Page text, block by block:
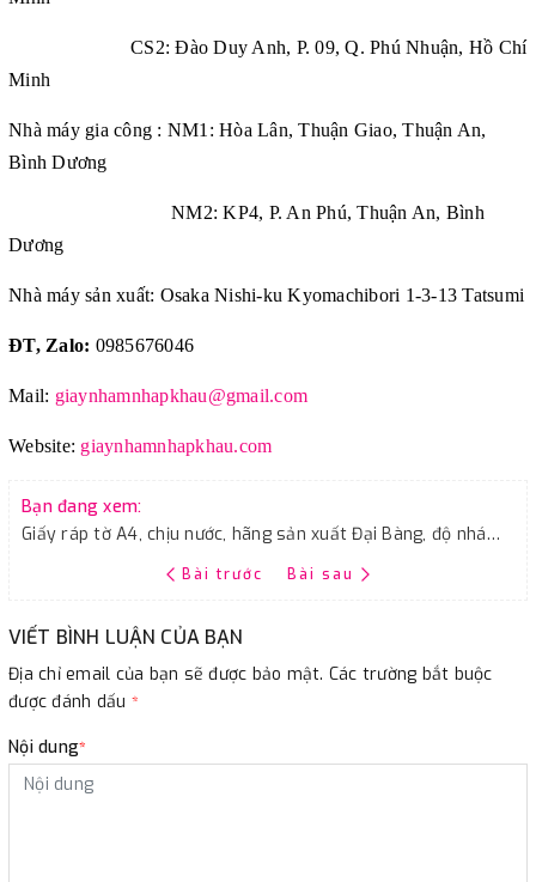
CS2: Đào Duy Anh, P. 09, Q. Phú Nhuận, Hồ Chí
Minh
Nhà máy gia công : NM1: Hòa Lân, Thuận Giao, Thuận An,
Bình Dương
NM2: KP4, P. An Phú, Thuận An, Bình
Dương
Nhà máy sản xuất: Osaka Nishi-ku Kyomachibori 1-3-13 Tatsumi
ĐT, Zalo: 0985676046
Mail: giaynhamnhapkhau@gmail.com
Website: giaynhamnhapkhau.com
Bạn đang xem:
Giấy ráp tờ A4, chịu nước, hãng sản xuất Đại Bàng, độ nhám P60
Bài trước Bài sau
VIẾT BÌNH LUẬN CỦA BẠN
Địa chỉ email của bạn sẽ được bảo mật. Các trường bắt buộc
được đánh dấu *
Nội dung*